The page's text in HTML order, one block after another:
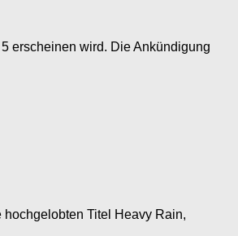
erscheinen wird. Die Ankündigung
Titel Heavy Rain,